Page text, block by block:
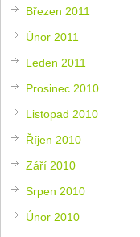
Březen 2011
Únor 2011
Leden 2011
Prosinec 2010
Listopad 2010
Říjen 2010
Září 2010
Srpen 2010
Únor 2010